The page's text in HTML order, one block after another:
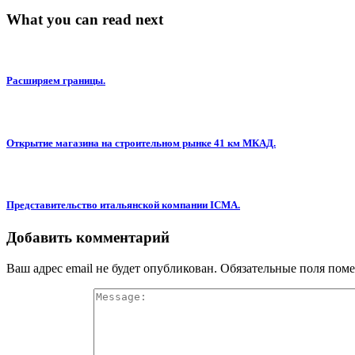
What you can read next
Расширяем границы.
Открытие магазина на строительном рынке 41 км МКАД.
Представительство итальянской компании ICMA.
Добавить комментарий
Ваш адрес email не будет опубликован. Обязательные поля